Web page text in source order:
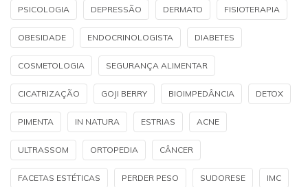
PSICOLOGIA DEPRESSÃO DERMATO FISIOTERAPIA
OBESIDADE ENDOCRINOLOGISTA DIABETES
COSMETOLOGIA SEGURANÇA ALIMENTAR
CICATRIZAÇÃO GOJI BERRY BIOIMPEDÂNCIA DETOX
PIMENTA IN NATURA ESTRIAS ACNE
ULTRASSOM ORTOPEDIA CÂNCER
FACETAS ESTÉTICAS PERDER PESO SUDORESE IMC